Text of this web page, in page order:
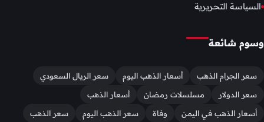
السياسة التحريرية
وسوم شائعة
سعر الجرام الذهب أسعار الذهب اليوم
سعر الريال السعودي
سعر الدولار
مسلسلات رمضان
أسعار الذهب
أسعار الذهب في اليمن
وفاة سعر الذهب اليوم سعر الذهب